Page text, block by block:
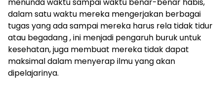
dalam satu waktu mereka mengerjakan berbagai
tugas yang ada sampai mereka harus rela tidak tidur
atau begadang , ini menjadi pengaruh buruk untuk
kesehatan, juga membuat mereka tidak dapat
maksimal dalam menyerap ilmu yang akan
dipelajarinya.